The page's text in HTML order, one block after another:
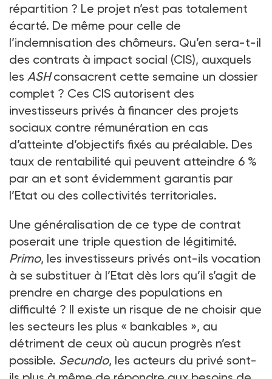
répartition ? Le projet n’est pas totalement
écarté. De même pour celle de
l’indemnisation des chômeurs. Qu’en sera-t-il
des contrats à impact social (CIS), auxquels
les ASHconsacrent cette semaine un dossier
complet ? Ces CIS autorisent des
investisseurs privés à financer des projets
sociaux contre rémunération en cas
d’atteinte d’objectifs fixés au préalable. Des
taux de rentabilité qui peuvent atteindre 6 %
par an et sont évidemment garantis par
l’Etat ou des collectivités territoriales.
Une généralisation de ce type de contrat
poserait une triple question de légitimité.
Primo, les investisseurs privés ont-ils vocation
à se substituer à l’Etat dès lors qu’il s’agit de
prendre en charge des populations en
difficulté ? Il existe un risque de ne choisir que
les secteurs les plus « bankables », au
détriment de ceux où aucun progrès n’est
possible. Secundo, les acteurs du privé sont-